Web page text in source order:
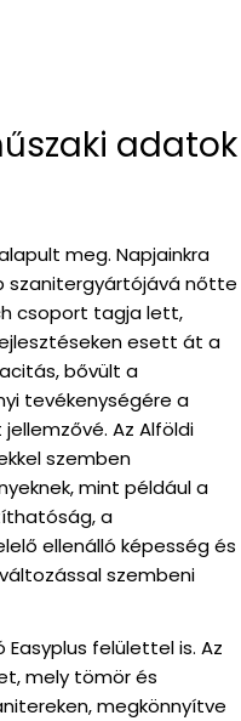
adatok
meg. Napjainkra
szanitergyártójává nőtte
csoport tagja lett,
esett át a
bővült a
tevékenységére a
Az Alföldi
szemben
mint például a
a
ellenálló képesség és
szembeni
felülettel is. Az
mely tömör és
megkönnyítve